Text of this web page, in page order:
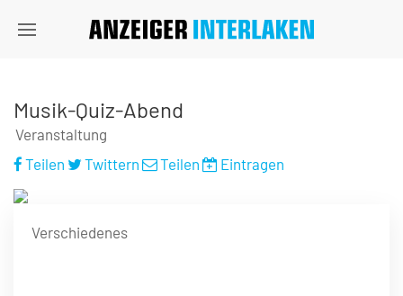
Musik-Quiz-Abend
Veranstaltung
Teilen
Twittern Teilen Eintragen
Verschiedenes